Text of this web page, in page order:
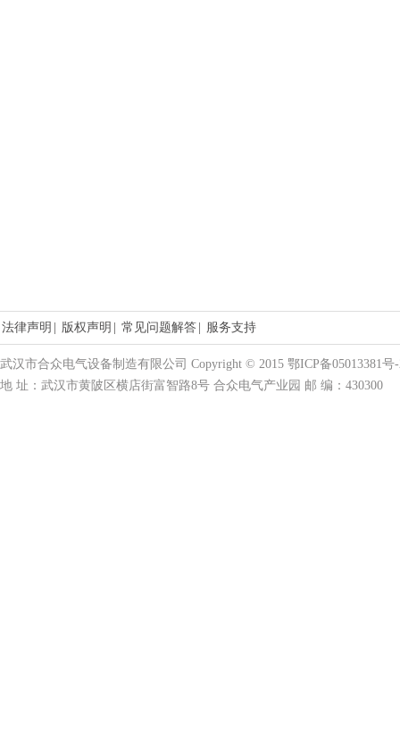
法律声明 版权声明 常见问题解答 服务支持
武汉市合众电气设备制造有限公司 Copyright © 2015 鄂ICP备05013381号
地 址：武汉市黄陂区横店街富智路8号 合众电气产业园 邮 编：430300